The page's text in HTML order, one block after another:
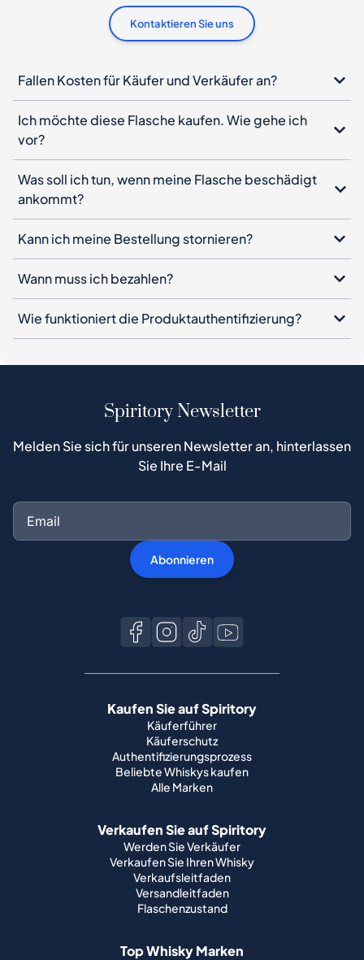
Kontaktieren Sie uns
Fallen Kosten für Käufer und Verkäufer an?
Ich möchte diese Flasche kaufen. Wie gehe ich
vor?
Was soll ich tun, wenn meine Flasche beschädigt
ankommt?
Kann ich meine Bestellung stornieren?
Wann muss ich bezahlen?
Wie funktioniert die Produktauthentifizierung?
Spiritory Newsletter
Melden Sie sich für unseren Newsletter an, hinterlassen
Sie Ihre E-Mail
Abonnieren
Kaufen Sie auf Spiritory
Käuferführer
Käuferschutz
Authentifizierungsprozess
Beliebte Whiskys kaufen
Alle Marken
Verkaufen Sie auf Spiritory
Werden Sie Verkäufer
Verkaufen Sie Ihren Whisky
Verkaufsleitfaden
Versandleitfaden
Flaschenzustand
Top Whisky Marken